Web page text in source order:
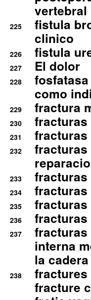
vertebral
225
fistula
clinico
226 fistula
227 El dolor
228
como
229 fractura
230 fracturas
231 fracturas
232
fracturas
233 fracturas
234 fracturas
235
236 fracturas
237
fracturas
interna
la cadera
238
fractures
fracture